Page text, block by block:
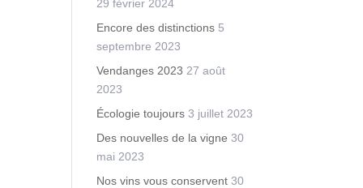
29 février 2024
Encore des distinctions 5
septembre 2023
Vendanges 2023 27 août
2023
Écologie toujours 3 juillet 2023
Des nouvelles de la vigne 30
mai 2023
Nos vins vous conservent 30